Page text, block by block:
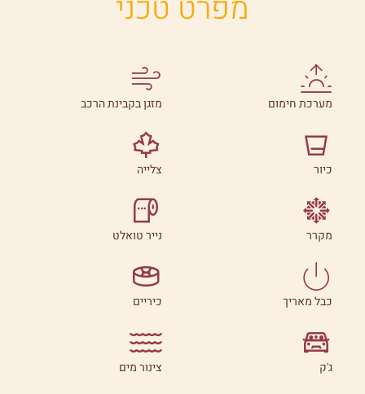
מערכת חימום מזגן בקבינת הרכב
כיור צלייה
מקרר נייר טואלט
כבל מאריך כיריים
ג'ק צינור מים